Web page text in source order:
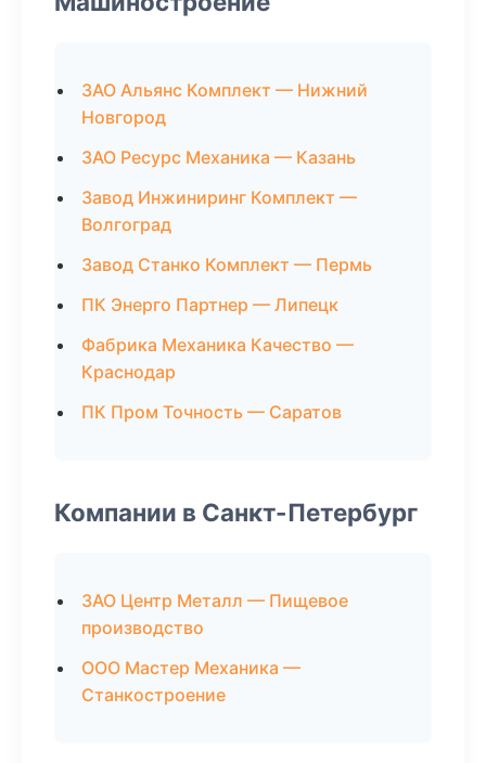
ЗАО Альянс Комплект — Нижний
Новгород
ЗАО Ресурс Механика — Казань
Завод Инжиниринг Комплект —
Волгоград
Завод Станко Комплект — Пермь
ПК Энерго Партнер — Липецк
Фабрика Механика Качество —
Краснодар
ПК Пром Точность — Саратов
Компании в Санкт-Петербург
ЗАО Центр Металл — Пищевое
производство
ООО Мастер Механика —
Станкостроение